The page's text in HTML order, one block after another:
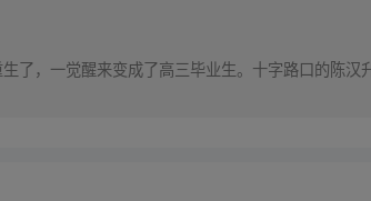
了，一觉醒来变成了高三毕业生。十字路口的陈汉